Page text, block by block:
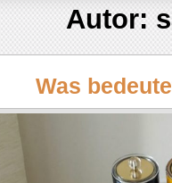
Autor:
Was